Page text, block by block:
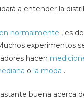
a entender la
normalmente , es
experimentos
hacen
o la moda .
buena acerca